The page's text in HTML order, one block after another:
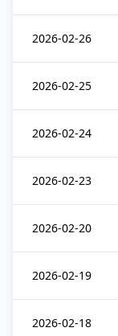
2026-02-26
2026-02-25
2026-02-24
2026-02-23
2026-02-20
2026-02-19
2026-02-18